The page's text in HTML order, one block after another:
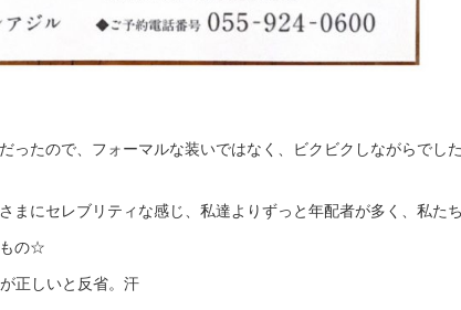
ったので、フォーマルな装いではなく、ビクビクしながらでし
まにセレブリティな感じ、私達よりずっと年配者が多く、私た
もの☆
正しいと反省。汗